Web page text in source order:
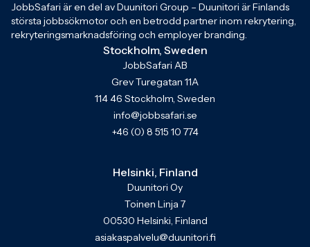
JobbSafari är en del av Duunitori Group – Duunitori är Finlands
största jobbsökmotor och en betrodd partner inom rekrytering,
rekryteringsmarknadsföring och employer branding.
Stockholm, Sweden
JobbSafari AB
Grev Turegatan 11A
114 46 Stockholm, Sweden
info@jobbsafari.se
+46 (0) 8 515 10 774
Helsinki, Finland
Duunitori Oy
Toinen Linja 7
00530 Helsinki, Finland
asiakaspalvelu@duunitori.fi